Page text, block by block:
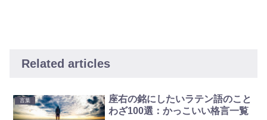
Related articles
言葉
座右の銘にしたいラテン語のこと
わざ100選：かっこいい格言一覧